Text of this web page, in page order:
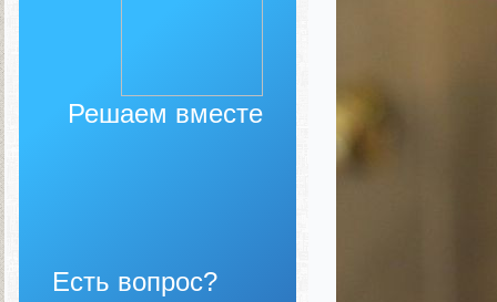
Решаем вместе
Есть вопрос?